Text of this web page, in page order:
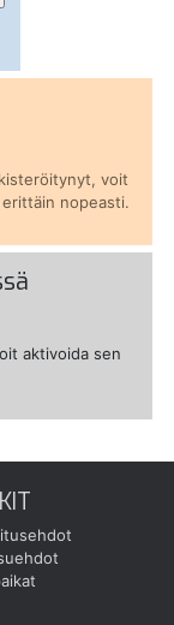
voit
nopeasti.
aktivoida sen